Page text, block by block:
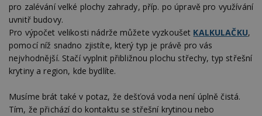
pro zalévání velké plochy zahrady, příp. po úpravě pro využívání
uvnitř budovy.
Pro výpočet velikosti nádrže můžete vyzkoušet KALKULAČKU,
pomocí níž snadno zjistíte, který typ je právě pro vás
nejvhodnější. Stačí vyplnit přibližnou plochu střechy, typ střešní
krytiny a region, kde bydlíte.
Musíme brát také v potaz, že dešťová voda není úplně čistá.
Tím, že přichází do kontaktu se střešní krytinou nebo